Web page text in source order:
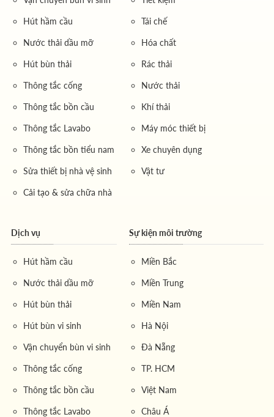
Hút hầm cầu
Nước thải dầu mỡ
Hút bùn thải
Thông tắc cống
Thông tắc bồn cầu
Thông tắc Lavabo
Thông tắc bồn tiểu nam
Sửa thiết bị nhà vệ sinh
Cải tạo & sửa chữa nhà
Tái chế
Hóa chất
Rác thải
Nước thải
Khí thải
Máy móc thiết bị
Xe chuyên dụng
Vật tư
Dịch vụ
Hút hầm cầu
Nước thải dầu mỡ
Hút bùn thải
Hút bùn vi sinh
Vận chuyển bùn vi sinh
Thông tắc cống
Thông tắc bồn cầu
Thông tắc Lavabo
Sự kiện môi trường
Miền Bắc
Miền Trung
Miền Nam
Hà Nội
Đà Nẵng
TP. HCM
Việt Nam
Châu Á